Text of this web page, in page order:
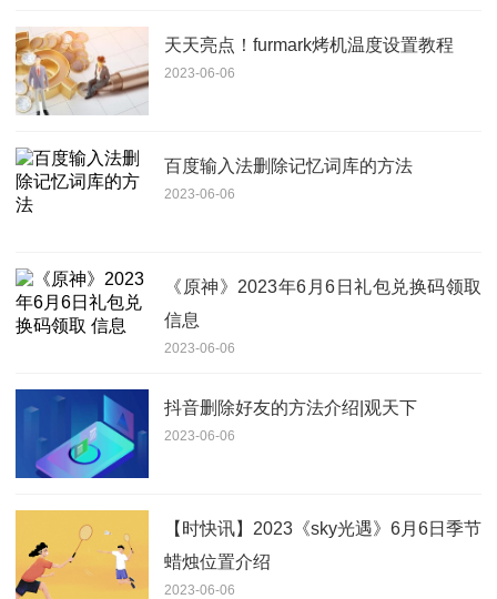
天天亮点！furmark烤机温度设置教程
2023-06-06
百度输入法删除记忆词库的方法
2023-06-06
《原神》2023年6月6日礼包兑换码领取
信息
2023-06-06
抖音删除好友的方法介绍|观天下
2023-06-06
【时快讯】2023《sky光遇》6月6日季节
蜡烛位置介绍
2023-06-06